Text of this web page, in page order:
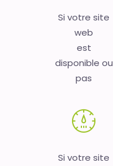
Si votre site
web
est
disponible ou
pas
Si votre site